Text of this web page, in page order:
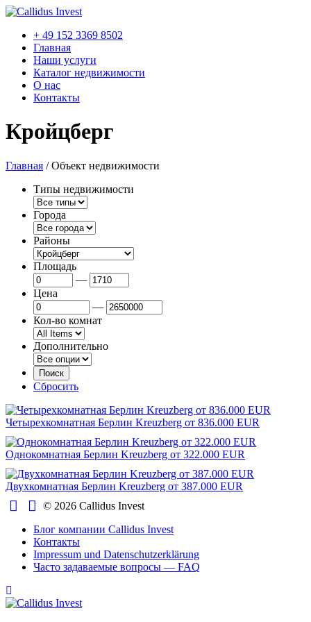
+ 49 152 3369 8502
Главная
Наши услуги
Каталог недвижимости
О нас
Контакты
Кройцберг
Главная /Объект недвижимости
Типы недвижимости
Города
Районы
Площадь
—
Цена
—
Кол-во комнат
Дополнительно
Сбросить
Четырехкомнатная Берлин Kreuzberg от 836.000 EUR
Однокомнатная Берлин Kreuzberg от 322.000 EUR
Двухкомнатная Берлин Kreuzberg от 387.000 EUR
© 2026 Callidus Invest
Блог компании Callidus Invest
Контакты
Impressum und Datenschutzerklärung
Часто задаваемые вопросы — FAQ